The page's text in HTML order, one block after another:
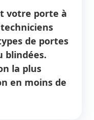
votre porte à
techniciens
de portes
blindées.
la plus
en moins de